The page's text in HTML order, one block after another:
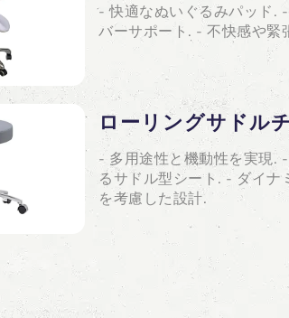
- 快適なぬいぐるみパッド.
バーサポート. - 不快感や緊
ローリングサドル
- 多用途性と機動性を実現.
るサドル型シート. - ダイナ
を考慮した設計.